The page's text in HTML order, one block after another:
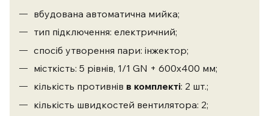
вбудована автоматична мийка;
тип підключення: електричний;
спосіб утворення пари: інжектор;
місткість: 5 рівнів, 1/1 GN + 600х400 мм;
кількість противнів в комплекті: 2 шт.;
кількість швидкостей вентилятора: 2;